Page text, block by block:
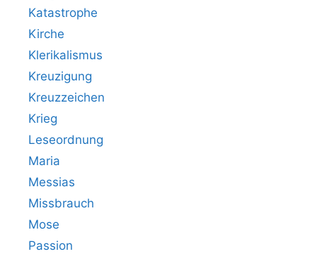
Katastrophe
Kirche
Klerikalismus
Kreuzigung
Kreuzzeichen
Krieg
Leseordnung
Maria
Messias
Missbrauch
Mose
Passion